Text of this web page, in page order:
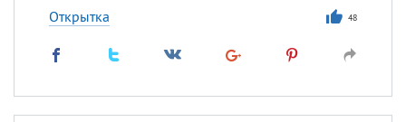
Открытка 48